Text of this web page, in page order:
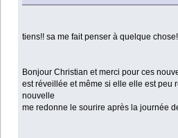
tiens!! sa me fait penser à quelque
Bonjour Christian et merci pour ces
est réveillée et même si elle elle est peu
nouvelle
me redonne le sourire après la journée